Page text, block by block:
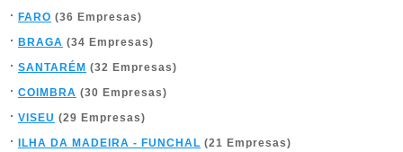
FARO (36 Empresas)
BRAGA (34 Empresas)
SANTARÉM (32 Empresas)
COIMBRA (30 Empresas)
VISEU (29 Empresas)
ILHA DA MADEIRA - FUNCHAL (21 Empresas)